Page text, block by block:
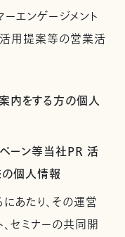
ーエンゲージメント
用提案等の営業活
内をする方の個人
ペーン等当社PR 活
個人情報
あたり、その運営
、セミナーの共同開